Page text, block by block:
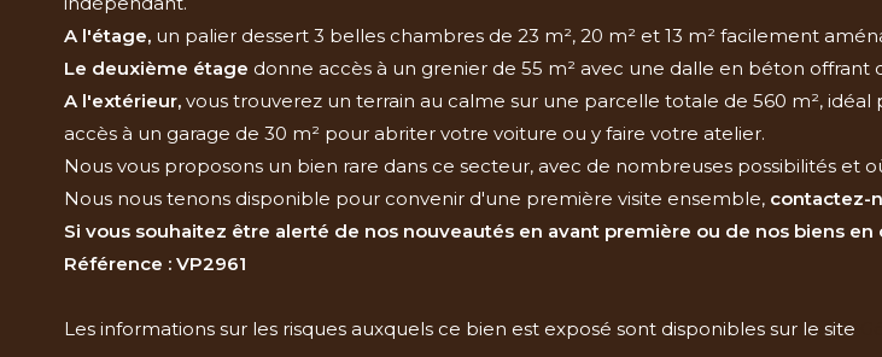
A l'étage,un palier dessert 3 belles chambres de 23 m², 20 m² et 13 m² facilement
Le deuxième étage donne accès à un grenier de 55 m² avec une dalle en béton
A l'extérieur,vous trouverez un terrain au calme sur une parcelle totale de 560 m²,
accès à un garage de 30 m² pour abriter votre voiture ou y faire votre atelier.
Nous vous proposons un bien rare dans ce secteur, avec de nombreuses possibilités et
Nous nous tenons disponible pour convenir d'une première visite ensemble, contactez-
Si vous souhaitez être alerté de nos nouveautés en avant première ou de nos biens
Référence : VP2961
Les informations sur les risques auxquels ce bien est exposé sont disponibles sur le site